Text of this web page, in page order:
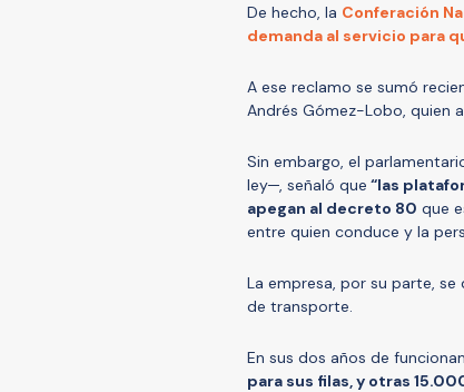
De hecho, la Conferación
demanda al servicio para
A ese reclamo se sumó
Andrés Gómez-Lobo, quien
Sin embargo, el
ley─, señaló que “las
apegan al decreto 80 que
entre quien conduce y la
La empresa, por su parte,
de transporte.
En sus dos años de
para sus filas, y otras